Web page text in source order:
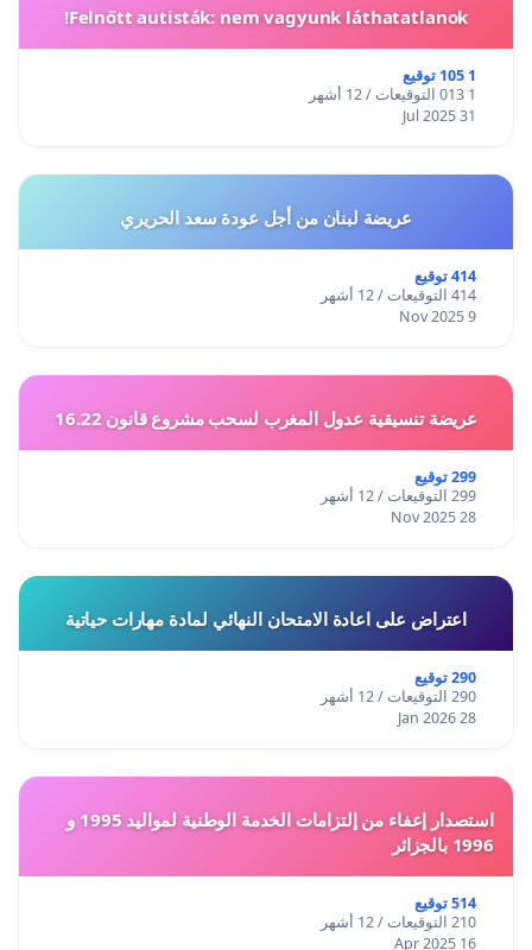
Felnőtt autisták: nem vagyunk láthatatlanok!
1 105 توقيع
1 013 التوقيعات / 12 أشهر
31 Jul 2025
عريضة لبنان من أجل عودة سعد الحريري
414 توقيع
414 التوقيعات / 12 أشهر
9 Nov 2025
عريضة تنسيقية عدول المغرب لسحب مشروع قانون 16.22
299 توقيع
299 التوقيعات / 12 أشهر
28 Nov 2025
اعتراض على اعادة الامتحان النهائي لمادة مهارات حياتية
290 توقيع
290 التوقيعات / 12 أشهر
28 Jan 2026
استصدار إعفاء من إلتزامات الخدمة الوطنية لمواليد 1995 و
1996 بالجزائر
514 توقيع
210 التوقيعات / 12 أشهر
16 Apr 2025